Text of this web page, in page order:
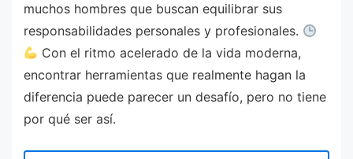
muchos hombres que buscan equilibrar sus
responsabilidades personales y profesionales.
Con el ritmo acelerado de la vida moderna,
encontrar herramientas que realmente hagan la
diferencia puede parecer un desafío, pero no tiene
por qué ser así.